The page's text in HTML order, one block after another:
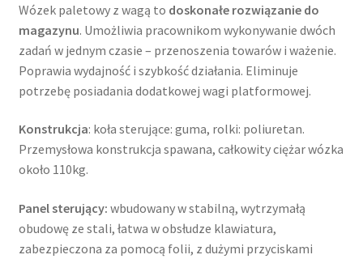
Wózek paletowy z wagą to doskonałe rozwiązanie do
magazynu. Umożliwia pracownikom wykonywanie dwóch
zadań w jednym czasie – przenoszenia towarów i ważenie.
Poprawia wydajność i szybkość działania. Eliminuje
potrzebę posiadania dodatkowej wagi platformowej.
Konstrukcja: koła sterujące: guma, rolki: poliuretan.
Przemysłowa konstrukcja spawana, całkowity ciężar wózka
około 110kg.
Panel sterujący: wbudowany w stabilną, wytrzymałą
obudowę ze stali, łatwa w obsłudze klawiatura,
zabezpieczona za pomocą folii, z dużymi przyciskami